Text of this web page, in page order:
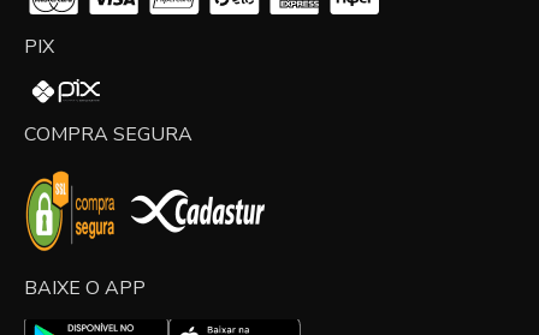
PIX
COMPRA SEGURA
BAIXE O APP